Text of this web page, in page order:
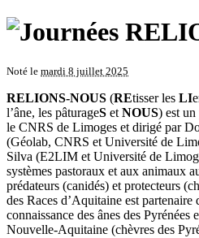
Noté le mardi 8 juillet 2025
RELIONS-NOUS (REtisser les LI
l’âne, les pâturageS et NOUS) est un
le CNRS de Limoges et dirigé par
(Géolab, CNRS et Université de
Silva (E2LIM et Université de
systèmes pastoraux et aux animaux
prédateurs (canidés) et protecteurs
des Races d’Aquitaine est partenaire
connaissance des ânes des Pyrénées
Nouvelle-Aquitaine (chèvres des